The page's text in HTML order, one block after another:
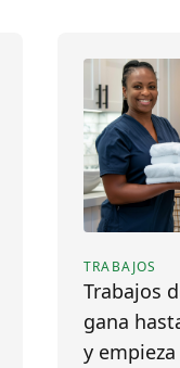
TRABAJOS
Trabajos
gana
y